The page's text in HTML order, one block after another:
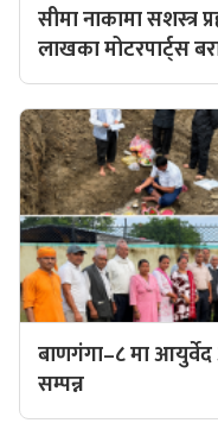
सीमा नाकामा सशस्त्र
लाखका मोटरपार्ट्स
बाणगंगा–८ मा
सम्पन्न